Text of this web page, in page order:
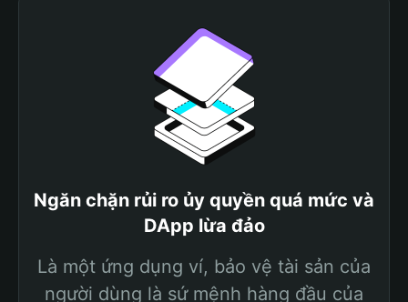
Ngăn chặn rủi ro ủy quyền quá mức và
DApp lừa đảo
Là một ứng dụng ví, bảo vệ tài sản của
người dùng là sứ mệnh hàng đầu của